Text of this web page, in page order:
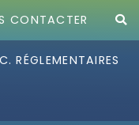
CONTACTER
RÉGLEMENTAIRES